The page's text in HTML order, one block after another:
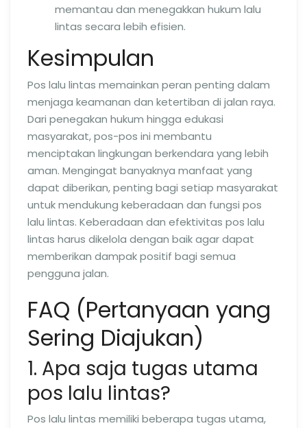
memantau dan menegakkan hukum lalu
lintas secara lebih efisien.
Kesimpulan
Pos lalu lintas memainkan peran penting dalam
menjaga keamanan dan ketertiban di jalan raya.
Dari penegakan hukum hingga edukasi
masyarakat, pos-pos ini membantu
menciptakan lingkungan berkendara yang lebih
aman. Mengingat banyaknya manfaat yang
dapat diberikan, penting bagi setiap masyarakat
untuk mendukung keberadaan dan fungsi pos
lalu lintas. Keberadaan dan efektivitas pos lalu
lintas harus dikelola dengan baik agar dapat
memberikan dampak positif bagi semua
pengguna jalan.
FAQ (Pertanyaan yang
Sering Diajukan)
1. Apa saja tugas utama
pos lalu lintas?
Pos lalu lintas memiliki beberapa tugas utama,